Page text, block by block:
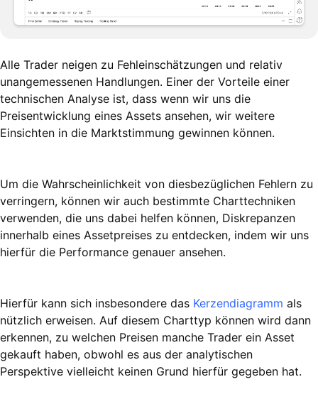
Alle Trader neigen zu Fehleinschätzungen und relativ
unangemessenen Handlungen. Einer der Vorteile einer
technischen Analyse ist, dass wenn wir uns die
Preisentwicklung eines Assets ansehen, wir weitere
Einsichten in die Marktstimmung gewinnen können.
Um die Wahrscheinlichkeit von diesbezüglichen Fehlern zu
verringern, können wir auch bestimmte Charttechniken
verwenden, die uns dabei helfen können, Diskrepanzen
innerhalb eines Assetpreises zu entdecken, indem wir uns
hierfür die Performance genauer ansehen.
Hierfür kann sich insbesondere das Kerzendiagramm als
nützlich erweisen. Auf diesem Charttyp können wird dann
erkennen, zu welchen Preisen manche Trader ein Asset
gekauft haben, obwohl es aus der analytischen
Perspektive vielleicht keinen Grund hierfür gegeben hat.